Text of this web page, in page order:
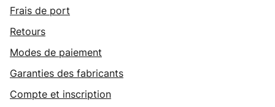
Frais de port
Retours
Modes de paiement
Garanties des fabricants
Compte et inscription